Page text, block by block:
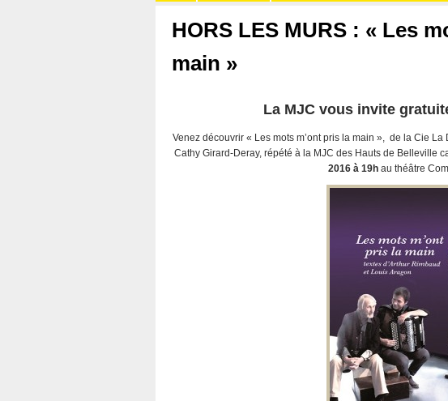
HORS LES MURS : « Les
main »
La MJC vous invite
Venez découvrir « Les mots m’ont pris la main », de la Cie
Cathy Girard-Deray, répété à la MJC des Hauts de Belleville
2016 à 19h au théâtre